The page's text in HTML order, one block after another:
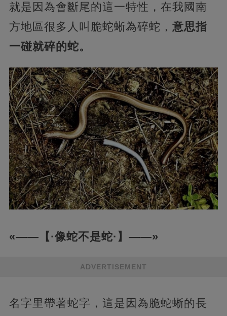
就是因為會斷尾的這一特性，在我國南
方地區很多人叫脆蛇蜥為碎蛇， 意思指
一碰就碎的蛇。
«——【·像蛇不是蛇·】——»
ADVERTISEMENT
名字里帶著蛇字，這是因為脆蛇蜥的長